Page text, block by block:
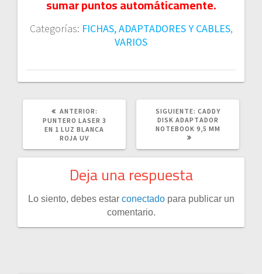
sumar puntos automáticamente.
Categorías: FICHAS, ADAPTADORES Y CABLES,
VARIOS
ANTERIOR:
ANTERIOR:
PUNTERO LASER 3
EN 1 LUZ BLANCA
ROJA UV
SIGUIENTE: SIGUIENTE
POST:
CADDY
DISK ADAPTADOR
NOTEBOOK 9,5 MM
Deja una respuesta
Lo siento, debes estar conectadopara publicar un
comentario.